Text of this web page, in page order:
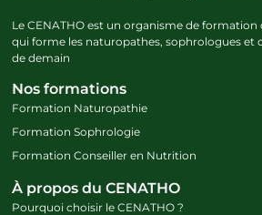
Le CENATHO est un organisme de formation
qui forme les naturopathes, sophrologues et
de demain
Nos formations
Formation Naturopathie
Formation Sophrologie
Formation Conseiller en Nutrition
À propos du CENATHO
Pourquoi choisir le CENATHO ?